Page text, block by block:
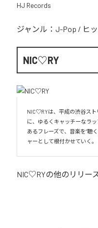
HJ Records
ジャンル： J-Pop / ヒ
NIC♡RY
NIC♡RYは、平成の渋谷スト
に、ゆるくキャッチーなラ
あるフレーズで、音楽を“聴
ャーとして根付かせていく。
NIC♡RYの他のリリー